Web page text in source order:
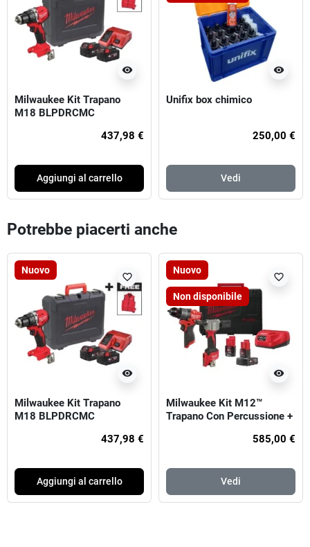
visibility
Milwaukee Kit Trapano
M18 BLPDRCMC
437,98 €
Aggiungi al carrello
visibility
Unifix box chimico
250,00 €
Vedi
Potrebbe piacerti anche
Nuovo
visibility
favorite_border
Milwaukee Kit Trapano
M18 BLPDRCMC
437,98 €
Aggiungi al carrello
Nuovo
Non disponibile
visibility
favorite_border
Milwaukee Kit M12™
Trapano Con Percussione +
585,00 €
Vedi